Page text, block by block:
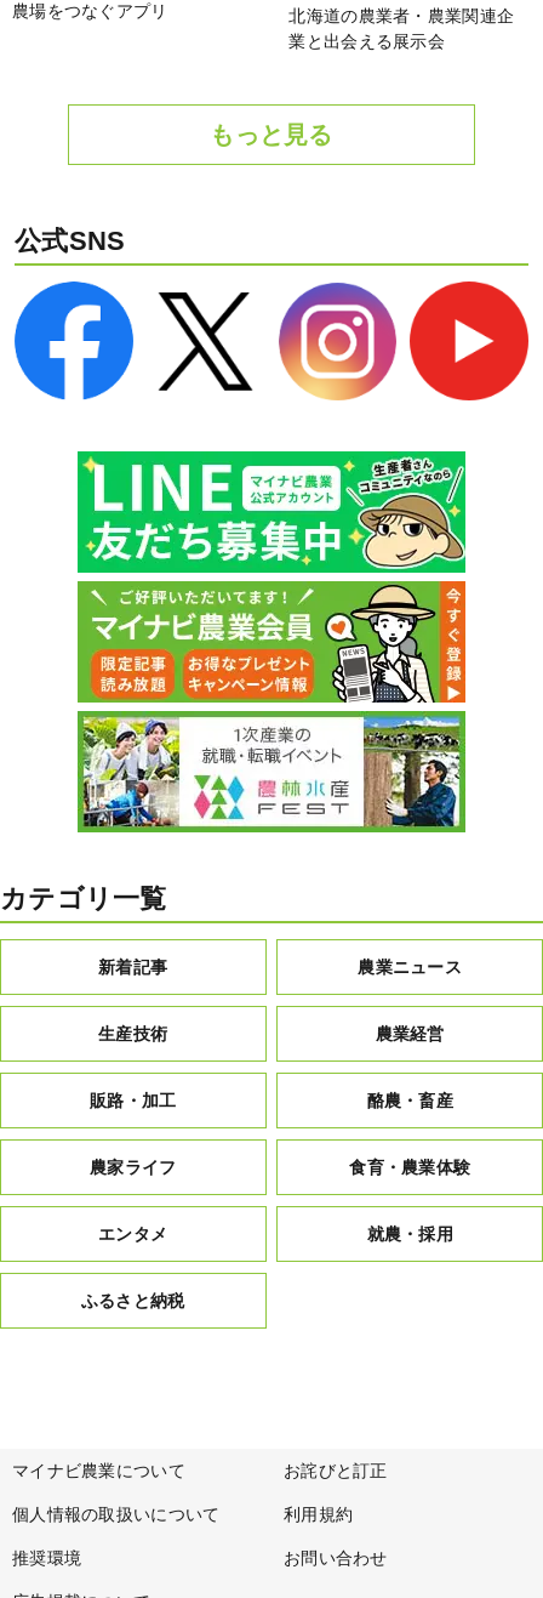
農場をつなぐアプリ
北海道の農業者・農業関連企
業と出会える展示会
もっと見る
公式SNS
カテゴリ一覧
新着記事 農業ニュース
生産技術 農業経営
販路・加工 酪農・畜産
農家ライフ 食育・農業体験
エンタメ 就農・採用
ふるさと納税
マイナビ農業について お詫びと訂正
個人情報の取扱いについて 利用規約
推奨環境 お問い合わせ